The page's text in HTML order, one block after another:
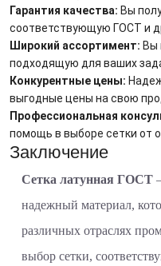
Гарантия качества: Вы
соответствующую ГОСТ и
Широкий ассортимент: Вы
подходящую для ваших
Конкурентные цены:
выгодные цены на свою
Профессиональная
помощь в выборе сетки от
Заключение
Сетка латунная ГОСТ
надежный материал,
различных отраслях
выбор сетки,